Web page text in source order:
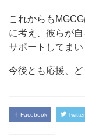
これからも
に考え、彼らが
サポートしてまい
今後とも応援、ど
Facebook Twitter